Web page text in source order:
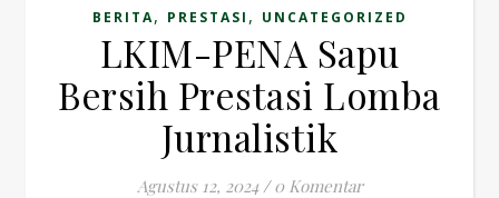
BERITA, PRESTASI , UNCATEGORIZED
LKIM-PENA Sapu
Bersih Prestasi Lomba
Jurnalistik
Agustus 12, 2024 / 0 Komentar